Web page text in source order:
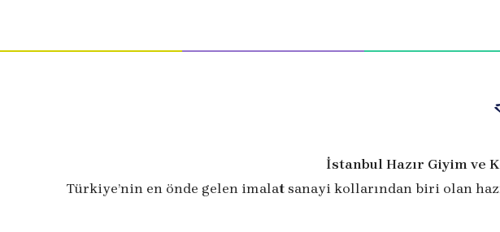
İstanbul Hazır Giyim ve
Türkiye’nin en önde gelen imalat sanayi kollarından biri olan